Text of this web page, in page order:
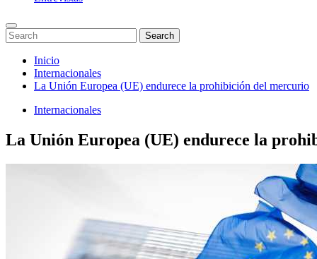
Enter
Keyword
Search
for:
Search
Search
Saltar
contenido
Inicio
Internacionales
La Unión Europea (UE) endurece la prohibición del mercurio
Internacionales
La Unión Europea (UE) endurece la